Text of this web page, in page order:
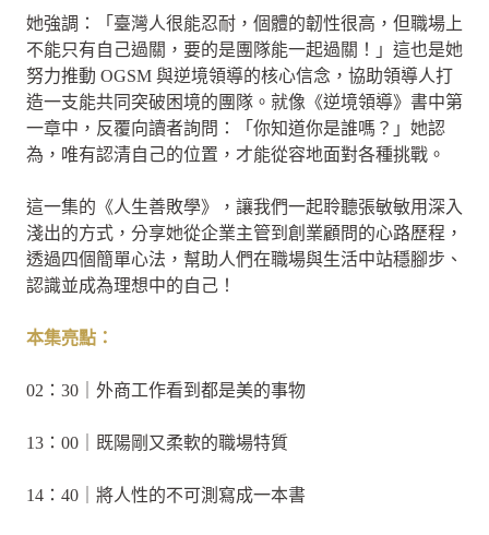
她強調：「臺灣人很能忍耐，個體的韌性很高，但職場上
不能只有自己過關，要的是團隊能一起過關！」這也是她
努力推動 OGSM 與逆境領導的核心信念，協助領導人打
造一支能共同突破困境的團隊。就像《逆境領導》書中第
一章中，反覆向讀者詢問：「你知道你是誰嗎？」她認
為，唯有認清自己的位置，才能從容地面對各種挑戰。
這一集的《人生善敗學》，讓我們一起聆聽張敏敏用深入
淺出的方式，分享她從企業主管到創業顧問的心路歷程，
透過四個簡單心法，幫助人們在職場與生活中站穩腳步、
認識並成為理想中的自己！
本集亮點：
02：30｜外商工作看到都是美的事物
13：00｜既陽剛又柔軟的職場特質
14：40｜將人性的不可測寫成一本書